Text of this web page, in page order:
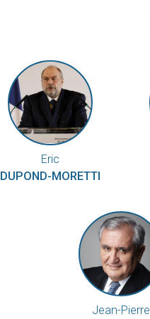
Eric
DUPOND-MORETTI
Jean-Pierre